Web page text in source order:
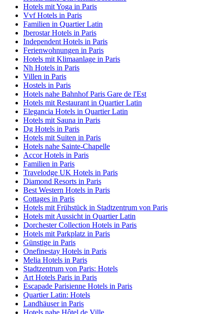
Hotels mit Yoga in Paris
Vvf Hotels in Paris
Familien in Quartier Latin
Iberostar Hotels in Paris
Independent Hotels in Paris
Ferienwohnungen in Paris
Hotels mit Klimaanlage in Paris
Nh Hotels in Paris
Villen in Paris
Hostels in Paris
Hotels nahe Bahnhof Paris Gare de l'Est
Hotels mit Restaurant in Quartier Latin
Elegancia Hotels in Quartier Latin
Hotels mit Sauna in Paris
Dg Hotels in Paris
Hotels mit Suiten in Paris
Hotels nahe Sainte-Chapelle
Accor Hotels in Paris
Familien in Paris
Travelodge UK Hotels in Paris
Diamond Resorts in Paris
Best Western Hotels in Paris
Cottages in Paris
Hotels mit Frühstück in Stadtzentrum von Paris
Hotels mit Aussicht in Quartier Latin
Dorchester Collection Hotels in Paris
Hotels mit Parkplatz in Paris
Günstige in Paris
Onefinestay Hotels in Paris
Melia Hotels in Paris
Stadtzentrum von Paris: Hotels
Art Hotels Paris in Paris
Escapade Parisienne Hotels in Paris
Quartier Latin: Hotels
Landhäuser in Paris